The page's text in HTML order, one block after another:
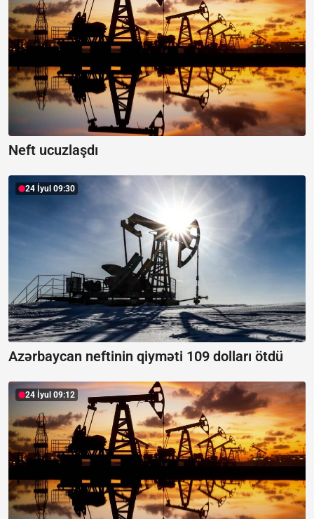
Neft ucuzlaşdı
24 İyul 09:30
Azərbaycan neftinin qiyməti 109 dolları ötdü
24 İyul 09:12